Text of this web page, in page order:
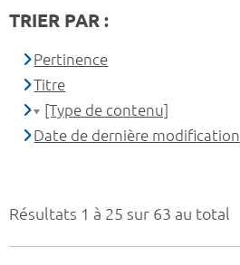
Résultats 1 à 25 sur 63 au total
TRIER PAR :
Pertinence
Titre
[Type de contenu]
Date de dernière modification